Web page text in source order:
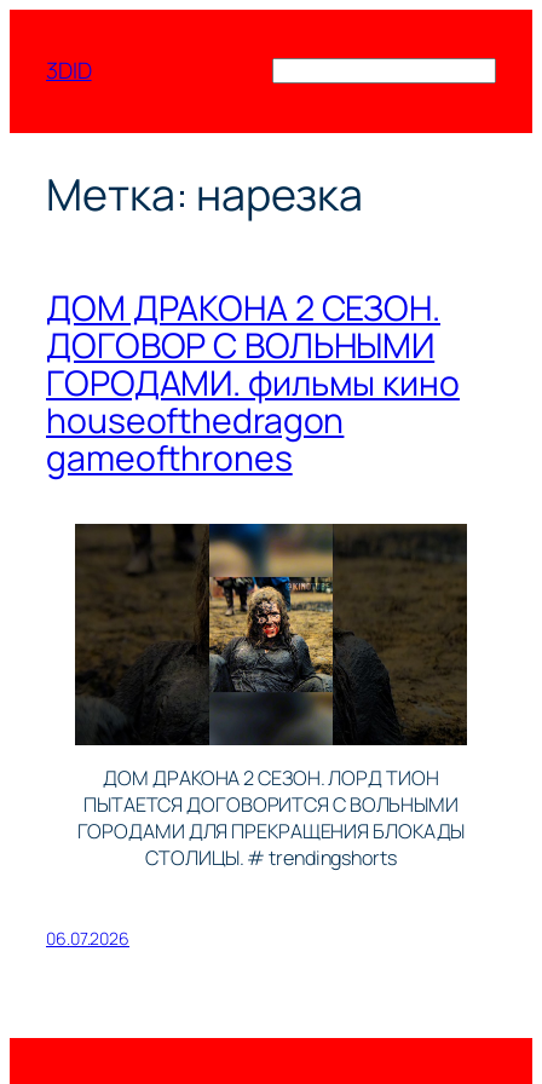
содержимому
3DID
Метка: нарезка
ДОМ ДРАКОНА 2 СЕЗОН.
ДОГОВОР С ВОЛЬНЫМИ
ГОРОДАМИ. фильмы кино
houseofthedragon
gameofthrones
ДОМ ДРАКОНА 2 СЕЗОН. ЛОРД ТИОН
ПЫТАЕТСЯ ДОГОВОРИТСЯ С ВОЛЬНЫМИ
ГОРОДАМИ ДЛЯ ПРЕКРАЩЕНИЯ БЛОКАДЫ
СТОЛИЦЫ. # trendingshorts
06.07.2026